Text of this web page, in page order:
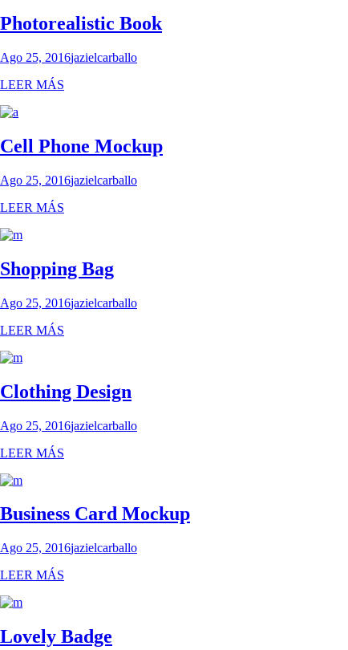
Photorealistic Book
Ago 25, 2016jazielcarballo
LEER MÁS
Cell Phone Mockup
Ago 25, 2016jazielcarballo
LEER MÁS
Shopping Bag
Ago 25, 2016jazielcarballo
LEER MÁS
Clothing Design
Ago 25, 2016jazielcarballo
LEER MÁS
Business Card Mockup
Ago 25, 2016jazielcarballo
LEER MÁS
Lovely Badge